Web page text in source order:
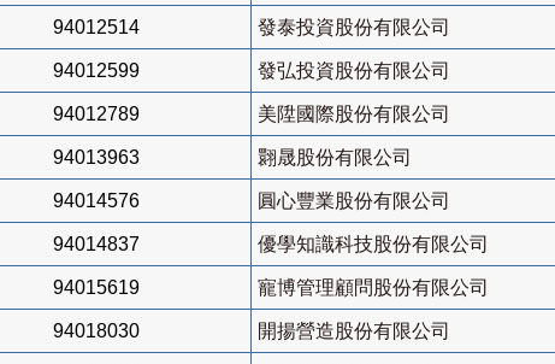
94012514 發泰投資股份有限公司
94012599 發弘投資股份有限公司
94012789 美陞國際股份有限公司
94013963 翾晟股份有限公司
94014576 圓心豐業股份有限公司
94014837 優學知識科技股份有限公司
94015619 寵博管理顧問股份有限公司
94018030 開揚營造股份有限公司